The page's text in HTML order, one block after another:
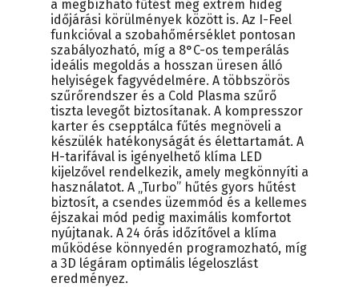
a megbízható fűtést még extrém hideg
időjárási körülmények között is. Az I-Feel
funkcióval a szobahőmérséklet pontosan
szabályozható, míg a 8°C-os temperálás
ideális megoldás a hosszan üresen álló
helyiségek fagyvédelmére. A többszörös
szűrőrendszer és a Cold Plasma szűrő
tiszta levegőt biztosítanak. A kompresszor
karter és csepptálca fűtés megnöveli a
készülék hatékonyságát és élettartamát. A
H-tarifával is igényelhető klíma LED
kijelzővel rendelkezik, amely megkönnyíti a
használatot. A „Turbo” hűtés gyors hűtést
biztosít, a csendes üzemmód és a kellemes
éjszakai mód pedig maximális komfortot
nyújtanak. A 24 órás időzítővel a klíma
működése könnyedén programozható, míg
a 3D légáram optimális légeloszlást
eredményez.